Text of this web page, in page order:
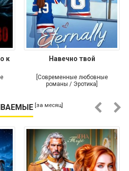
к
Навечно твой
[Современные любовные
романы / Эротика]
[за месяц]